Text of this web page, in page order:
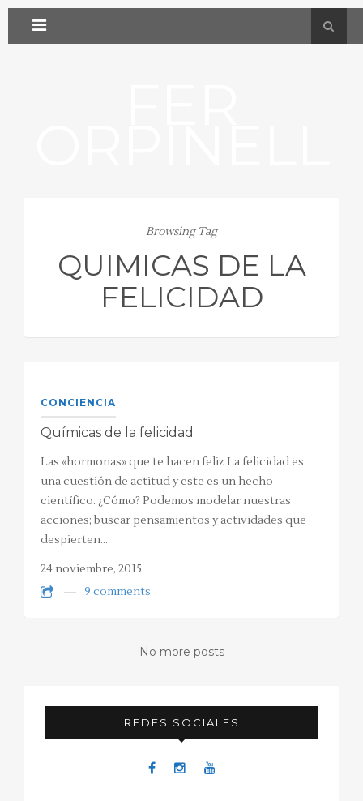
Browsing Tag
QUIMICAS DE LA
FELICIDAD
CONCIENCIA
Químicas de la felicidad
Las «hormonas» que te hacen feliz La felicidad es
una cuestión de actitud y este es un hecho
científico. ¿Cómo? Podemos modelar nuestras
acciones; buscar pensamientos y actividades que
despierten…
24 noviembre, 2015
9 comments
No more posts
REDES SOCIALES